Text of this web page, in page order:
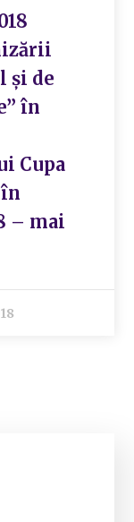
şi de
în
Cupa
în
– mai